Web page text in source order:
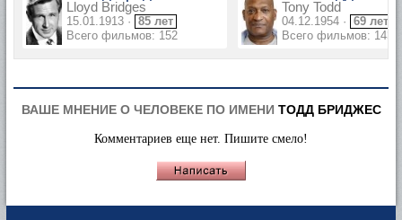
Lloyd Bridges
15.01.1913 · 85 лет
Всего фильмов: 152
Tony Todd
04.12.1954 · 69 лет
Всего фильмов: 143
ВАШЕ МНЕНИЕ О ЧЕЛОВЕКЕ ПО ИМЕНИ ТОДД БРИДЖЕС
Комментариев еще нет. Пишите смело!